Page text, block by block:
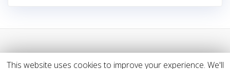
© 2026 ArkeoClio. Construido utilizando WordPress y el
This website uses cookies to improve your experience. We'll